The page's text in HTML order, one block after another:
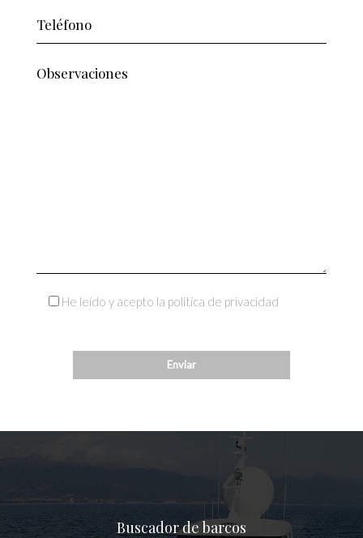
He leído y acepto la política de privacidad
Buscador de barcos